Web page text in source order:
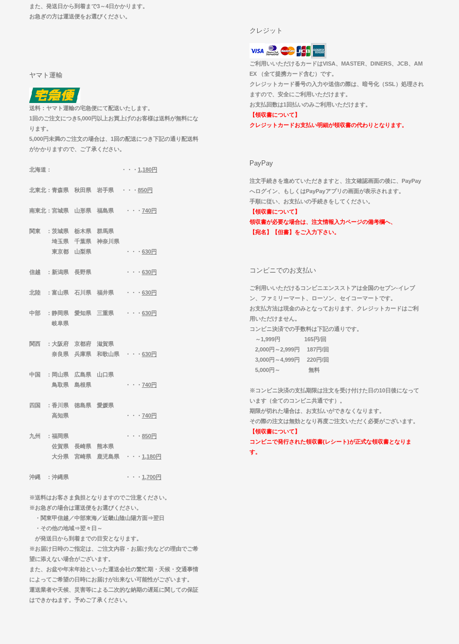
また、発送日から到着まで3～4日かかります。
お急ぎの方は運送便をお選びください。
ヤマト運輸
送料：ヤマト運輸の宅急便にて配送いたします。
1回のご注文につき5,000円以上お買上げのお客様は送料が無料にな
ります。
5,000円未満のご注文の場合は、1回の配送につき下記の通り配送料
がかかりますので、ご了承ください。
北海道： ・・・ 1,180円
北東北：青森県 秋田県 岩手県 ・・・ 850円
南東北：宮城県 山形県 福島県 ・・・ 740円
関東：茨城県 栃木県 群馬県
埼玉県 千葉県 神奈川県
東京都 山梨県 ・・・ 630円
信越：新潟県 長野県 ・・・ 630円
北陸：富山県 石川県 福井県 ・・・ 630円
中部：静岡県 愛知県 三重県 ・・・ 630円
岐阜県
関西：大阪府 京都府 滋賀県
奈良県 兵庫県 和歌山県 ・・・ 630円
中国
：岡山県 広島県 山口県
鳥取県 島根県 ・・・ 740円
四国
：香川県 徳島県 愛媛県
高知県 ・・・ 740円
九州 ：福岡県 ・・・ 850円
佐賀県 長崎県 熊本県
大分県 宮崎県 鹿児島県 ・・・ 1,180円
沖縄：沖縄県 ・・・ 1,700円
※送料はお客さま負担となりますのでご注意ください。
※お急ぎの場合は運送便をお選びください。
・関東甲信越／中部東海／近畿山陰山陽方面⇒翌日
・その他の地域⇒翌々日～
が発送日から到着までの目安となります。
※お届け日時のご指定は、ご注文内容・お届け先などの理由でご希
望に添えない場合がございます。
また、お盆や年末年始といった運送会社の繁忙期・天候・交通事情
によってご希望の日時にお届けが出来ない可能性がございます。
運送業者や天候、災害等による二次的な納期の遅延に関しての保証
はできかねます。予めご了承ください。
クレジット
ご利用いいただけるカードはVISA、MASTER、DINERS、JCB、AM
EX （全て提携カード含む）です。
クレジットカード番号の入力や送信の際は、暗号化（SSL）処理され
ますので、安全にご利用いただけます。
お支払回数は1回払いのみご利用いただけます。
【領収書について】
クレジットカードお支払い明細が領収書の代わりとなります。
PayPay
注文手続きを進めていただきますと、注文確認画面の後に、PayPay
へログイン、もしくはPayPayアプリの画面が表示されます。
手順に従い、お支払いの手続きをしてください。
【領収書について】
領収書が必要な場合は、注文情報入力ページの備考欄へ、
【宛名】【但書】をご入力下さい。
コンビニでのお支払い
ご利用いいただけるコンビニエンスストアは全国のセブン-イレブ
ン、ファミリーマート、ローソン、セイコーマートです。
お支払方法は現金のみとなっております、クレジットカードはご利
用いただけません。
コンビニ決済での手数料は下記の通りです。
～1,999円 165円/回
2,000円～2,999円 187円/回
3,000円～4,999円 220円/回
5,000円～ 無料
※コンビニ決済の支払期限は注文を受け付けた日の10日後になって
います（全てのコンビニ共通です）。
期限が切れた場合は、お支払いができなくなります。
その際の注文は無効となり再度ご注文いただく必要がございます。
【領収書について】
コンビニで発行された領収書(レシート)が正式な領収書となりま
す。